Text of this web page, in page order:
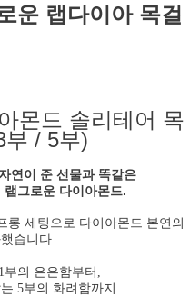
운 랩다이아 목걸
몬드 솔리테어 목
부 / 5부)
연이 준 선물과 똑같은
그로운 다이아몬드.
롱 세팅으로 다이아몬드 본연의
습니다
부의 은은함부터,
5부의 화려함까지.